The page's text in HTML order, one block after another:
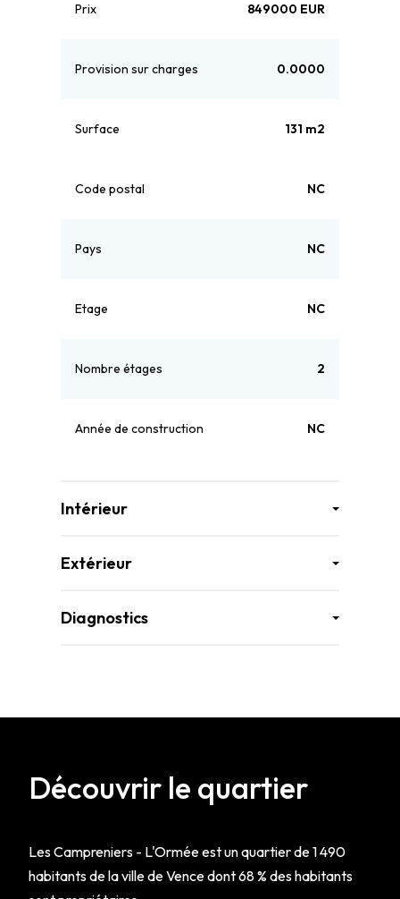
Prix 849000 EUR
Provision sur charges 0.0000
Surface 131 m2
Code postal NC
Pays NC
Etage NC
Nombre étages 2
Année de construction NC
Intérieur
Extérieur
Diagnostics
Découvrir le quartier
Les Campreniers - L'Ormée est un quartier de 1 490
habitants de la ville de Vence dont 68 % des habitants